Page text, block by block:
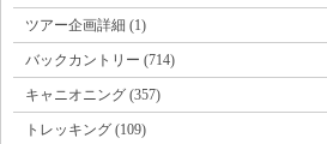
ツアー企画詳細 (1)
バックカントリー (714)
キャニオニング (357)
トレッキング (109)